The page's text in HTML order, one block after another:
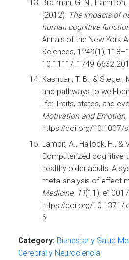
Bratman, G. N., Hamilton,
(2012). The impacts of
human cognitive
Annals of the New York
Sciences, 1249(1),
10.1111/j.1749-
Kashdan, T. B., & Steger,
and pathways to well-
life: Traits, states, and
Motivation and Emotion,
https://doi.org/10.1007/
Lampit, A., Hallock, H., &
Computerized cognitive
healthy older adults: A
meta-analysis of effect
Medicine, 11(11),
https://doi.org/10.1371/
6
Category: Bienestar y Salud
Cerebral y Neurociencia